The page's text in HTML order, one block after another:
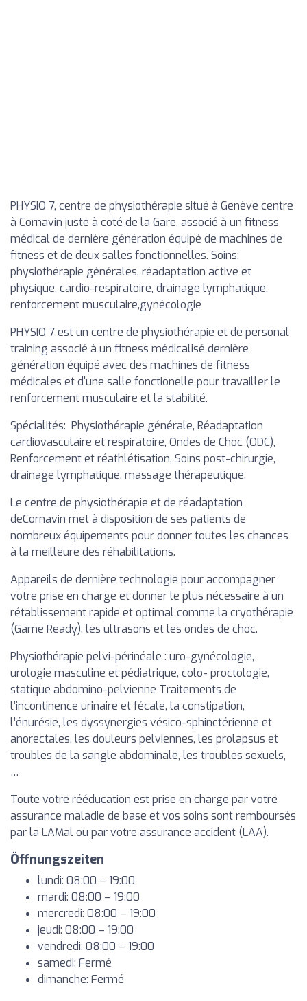
PHYSIO 7, centre de physiothérapie situé à Genève centre
à Cornavin juste à coté de la Gare, associé à un fitness
médical de dernière génération équipé de machines de
fitness et de deux salles fonctionnelles. Soins:
physiothérapie générales, réadaptation active et
physique, cardio-respiratoire, drainage lymphatique,
renforcement musculaire,gynécologie
PHYSIO 7 est un centre de physiothérapie et de personal
training associé à un fitness médicalisé dernière
génération équipé avec des machines de fitness
médicales et d'une salle fonctionelle pour travailler le
renforcement musculaire et la stabilité.
Spécialités: Physiothérapie générale, Réadaptation
cardiovasculaire et respiratoire, Ondes de Choc (ODC),
Renforcement et réathlétisation, Soins post-chirurgie,
drainage lymphatique, massage thérapeutique.
Le centre de physiothérapie et de réadaptation
deCornavin met à disposition de ses patients de
nombreux équipements pour donner toutes les chances
à la meilleure des réhabilitations.
Appareils de dernière technologie pour accompagner
votre prise en charge et donner le plus nécessaire à un
rétablissement rapide et optimal comme la cryothérapie
(Game Ready), les ultrasons et les ondes de choc.
Physiothérapie pelvi-périnéale : uro-gynécologie,
urologie masculine et pédiatrique, colo- proctologie,
statique abdomino-pelvienne Traitements de
l’incontinence urinaire et fécale, la constipation,
l’énurésie, les dyssynergies vésico-sphinctérienne et
anorectales, les douleurs pelviennes, les prolapsus et
troubles de la sangle abdominale, les troubles sexuels,
…
Toute votre rééducation est prise en charge par votre
assurance maladie de base et vos soins sont remboursés
par la LAMal ou par votre assurance accident (LAA).
Öffnungszeiten
lundi: 08:00 – 19:00
mardi: 08:00 – 19:00
mercredi: 08:00 – 19:00
jeudi: 08:00 – 19:00
vendredi: 08:00 – 19:00
samedi: Fermé
dimanche: Fermé